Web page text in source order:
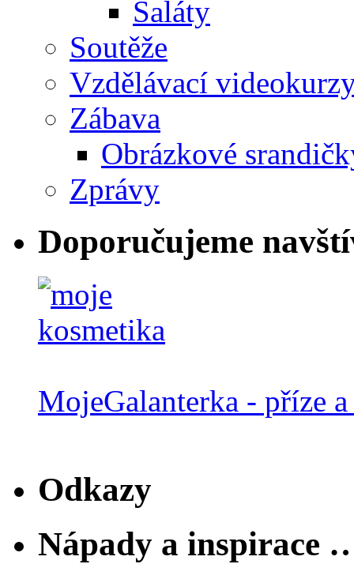
Saláty
Soutěže
Vzdělávací
Zábava
Obrázkové
Zprávy
Doporučujeme
MojeGalanterka - příze
Odkazy
Nápady a inspirace